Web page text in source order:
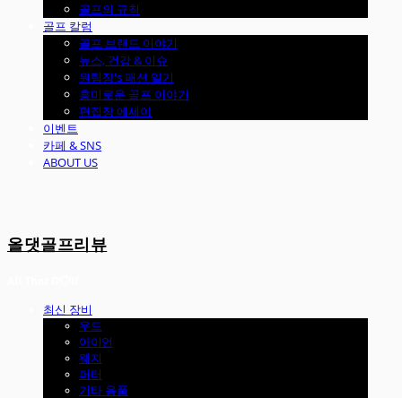
골프의 규칙
골프 칼럼
골프 브랜드 이야기
뉴스, 건강 & 이슈
원팀장's 패션 일기
흥미로운 골프 이야기
편집장 에세이
이벤트
카페 & SNS
ABOUT US
올댓골프리뷰
최신 장비
우드
아이언
웨지
퍼터
기타 용품